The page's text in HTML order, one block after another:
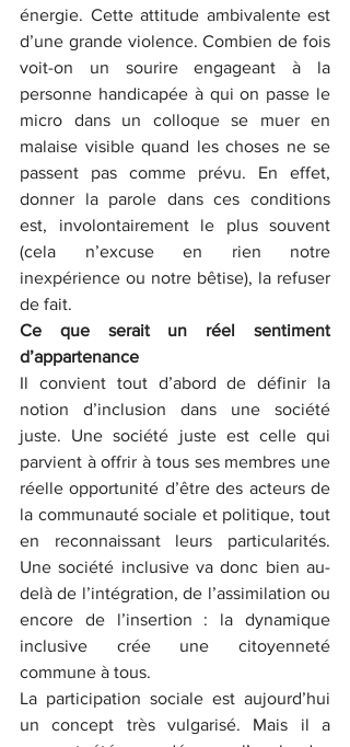
énergie. Cette attitude ambivalente est
d’une grande violence. Combien de fois
voit-on un sourire engageant à la
personne handicapée à qui on passe le
micro dans un colloque se muer en
malaise visible quand les choses ne se
passent pas comme prévu. En effet,
donner la parole dans ces conditions
est, involontairement le plus souvent
(cela n’excuse en rien notre
inexpérience ou notre bêtise), la refuser
de fait.
Ce que serait un réel sentiment
d’appartenance
Il convient tout d’abord de définir la
notion d’inclusion dans une société
juste. Une société juste est celle qui
parvient à offrir à tous ses membres une
réelle opportunité d’être des acteurs de
la communauté sociale et politique, tout
en reconnaissant leurs particularités.
Une société inclusive va donc bien au-
delà de l’intégration, de l’assimilation ou
encore de l’insertion : la dynamique
inclusive crée une citoyenneté
commune à tous.
La participation sociale est aujourd’hui
un concept très vulgarisé. Mais il a